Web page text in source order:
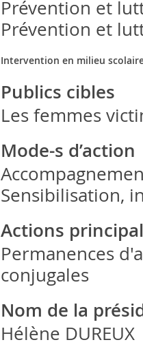
Prévention et
Prévention et
Intervention en milieu
Publics cibles
Les femmes
Mode-s d’action
Sensibilisation,
Actions
Permanences
conjugales
Nom de la
Hélène DUREUX